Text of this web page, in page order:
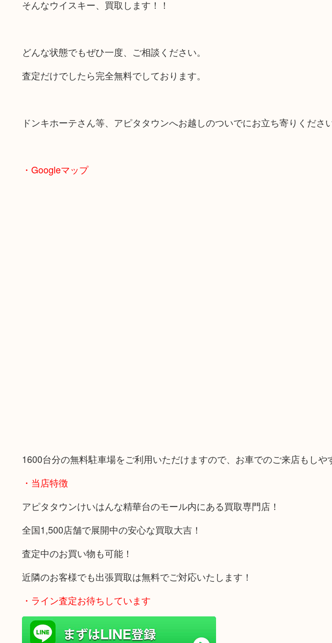
そんなウイスキー、買取します！！
どんな状態でもぜひ一度、ご相談ください。
査定だけでしたら完全無料でしております。
ドンキホーテさん等、アピタタウンへお越しのついでにお立ち寄りください
・Googleマップ
1600台分の無料駐車場をご利用いただけますので、お車でのご来店もしや
・当店特徴
アピタタウンけいはんな精華台のモール内にある買取専門店！
全国1,500店舗で展開中の安心な買取大吉！
査定中のお買い物も可能！
近隣のお客様でも出張買取は無料でご対応いたします！
・ライン査定お待ちしています